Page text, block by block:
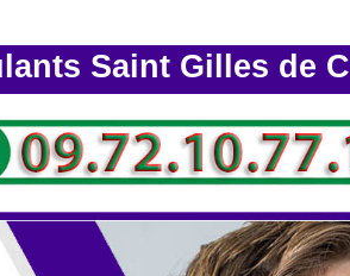
Saint Gilles de